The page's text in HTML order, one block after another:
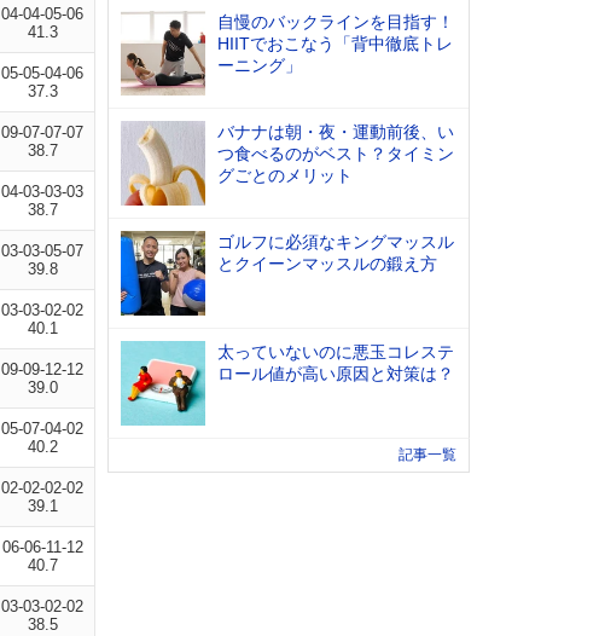
04-04-05-06
41.3
05-05-04-06
37.3
09-07-07-07
38.7
04-03-03-03
38.7
03-03-05-07
39.8
03-03-02-02
40.1
09-09-12-12
39.0
05-07-04-02
40.2
02-02-02-02
39.1
06-06-11-12
40.7
03-03-02-02
38.5
自慢のバックラインを目指す！
HIITでおこなう「背中徹底トレ
ーニング」
バナナは朝・夜・運動前後、い
つ食べるのがベスト？タイミン
グごとのメリット
ゴルフに必須なキングマッスル
とクイーンマッスルの鍛え方
太っていないのに悪玉コレステ
ロール値が高い原因と対策は？
記事一覧